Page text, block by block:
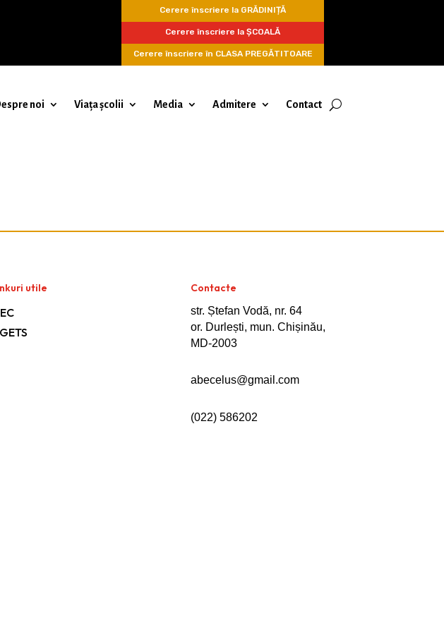
Cerere înscriere la GRĂDINIȚĂ
Cerere înscriere la ȘCOALĂ
Cerere înscriere în CLASA PREGĂTITOARE
noi Viața școlii Media Admitere Contact
utile Contacte
str. Ștefan Vodă, nr. 64
or. Durlești, mun. Chișinău,
MD-2003
abecelus@gmail.com
(022)586202